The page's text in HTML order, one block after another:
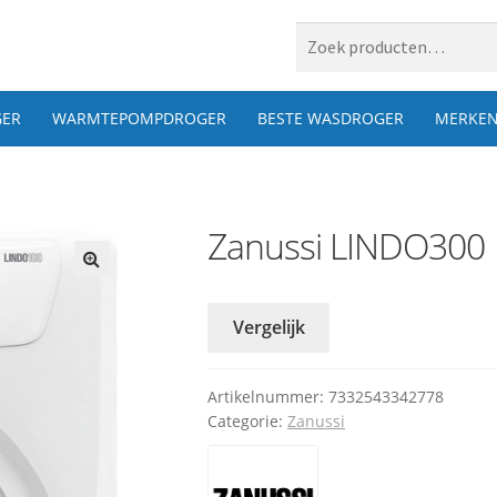
 naar:
WARMTEPOMPDROGER BESTE WASDROGER
Zanussi LINDO300
Vergelijk
Artikelnummer: 7332543342778
Categorie: Zanussi